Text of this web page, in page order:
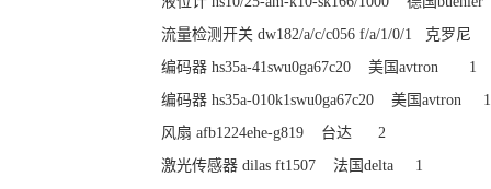
流量检测开关 dw182/a/c/c056 f/a/1/0/1 克罗尼
编码器 hs35a-41swu0ga67c20 美国avtron 1
编码器 hs35a-010k1swu0ga67c20 美国avtron 1
风扇 afb1224ehe-g819 台达 2
激光传感器 dilas ft1507 法国delta 1